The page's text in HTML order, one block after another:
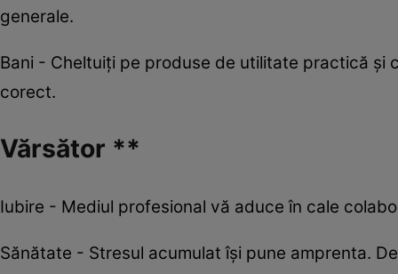
generale.
Bani - Cheltuiți pe produse de utilitate practică și
corect.
Vărsător **
Iubire - Mediul profesional vă aduce în cale
Sănătate - Stresul acumulat își pune amprenta.